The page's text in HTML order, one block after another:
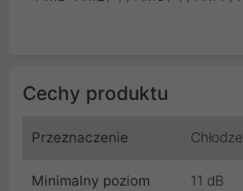
Cechy produktu
Przeznaczenie
Minimalny poziom
11 dB